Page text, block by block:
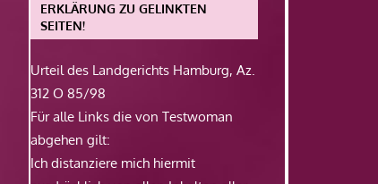
ERKLÄRUNG ZU GELINKTEN
SEITEN!
Urteil des Landgerichts Hamburg, Az.
312 O 85/98
Für alle Links die von Testwoman
abgehen gilt:
Ich distanziere mich hiermit